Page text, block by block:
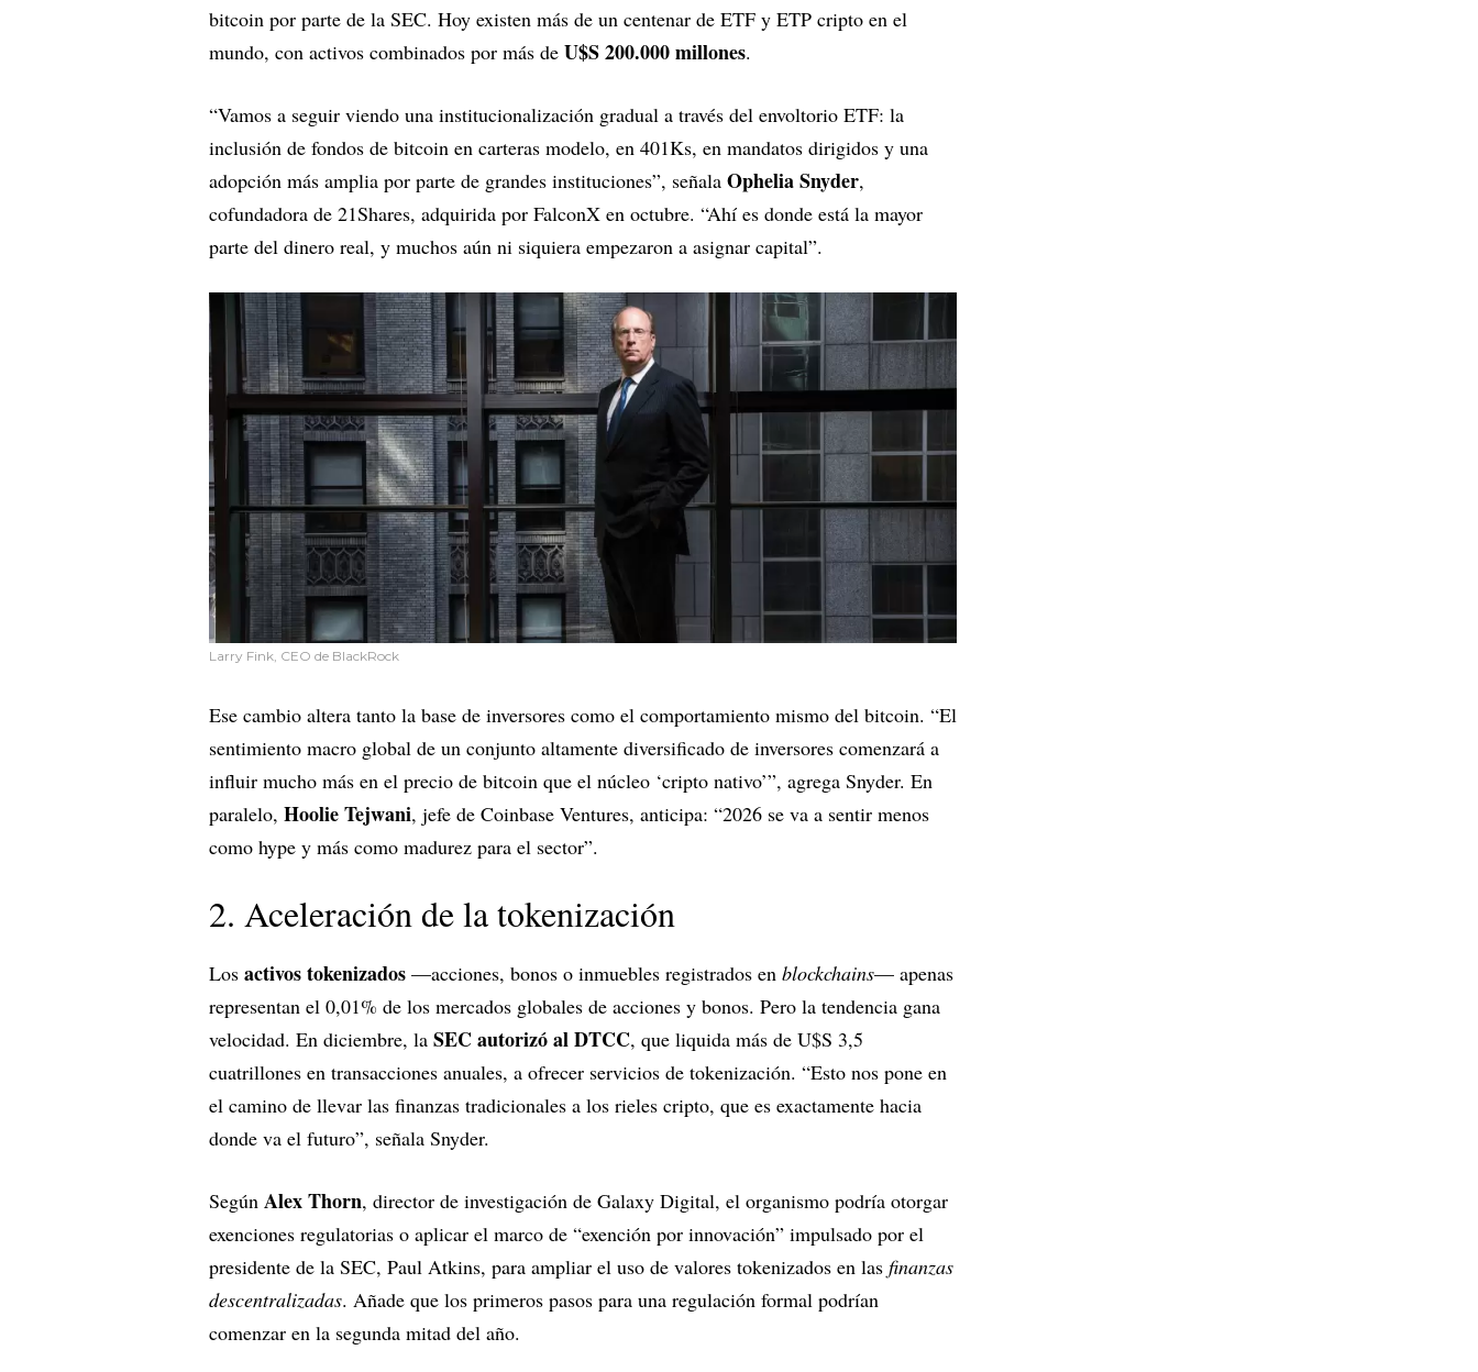
bitcoin por parte de la SEC. Hoy existen más de un centenar de ETF y ETP cripto en el
mundo, con activos combinados por más de U$S 200.000 millones.
“Vamos a seguir viendo una institucionalización gradual a través del envoltorio ETF: la
inclusión de fondos de bitcoin en carteras modelo, en 401Ks, en mandatos dirigidos y una
adopción más amplia por parte de grandes instituciones”, señala Ophelia Snyder,
cofundadora de 21Shares, adquirida por FalconX en octubre. “Ahí es donde está la mayor
parte del dinero real, y muchos aún ni siquiera empezaron a asignar capital”.
Larry Fink, CEO de BlackRock
Ese cambio altera tanto la base de inversores como el comportamiento mismo del bitcoin. “El
sentimiento macro global de un conjunto altamente diversificado de inversores comenzará a
influir mucho más en el precio de bitcoin que el núcleo ‘cripto nativo’”, agrega Snyder. En
paralelo, Hoolie Tejwani, jefe de Coinbase Ventures, anticipa: “2026 se va a sentir menos
como hype y más como madurez para el sector”.
2. Aceleración de la tokenización
Los activos tokenizados —acciones, bonos o inmuebles registrados en blockchains— apenas
representan el 0,01% de los mercados globales de acciones y bonos. Pero la tendencia gana
velocidad. En diciembre, la SEC autorizó al DTCC, que liquida más de U$S 3,5
cuatrillones en transacciones anuales, a ofrecer servicios de tokenización. “Esto nos pone en
el camino de llevar las finanzas tradicionales a los rieles cripto, que es exactamente hacia
donde va el futuro”, señala Snyder.
Según Alex Thorn, director de investigación de Galaxy Digital, el organismo podría otorgar
exenciones regulatorias o aplicar el marco de “exención por innovación” impulsado por el
presidente de la SEC, Paul Atkins, para ampliar el uso de valores tokenizados en las finanzas
descentralizadas. Añade que los primeros pasos para una regulación formal podrían
comenzar en la segunda mitad del año.